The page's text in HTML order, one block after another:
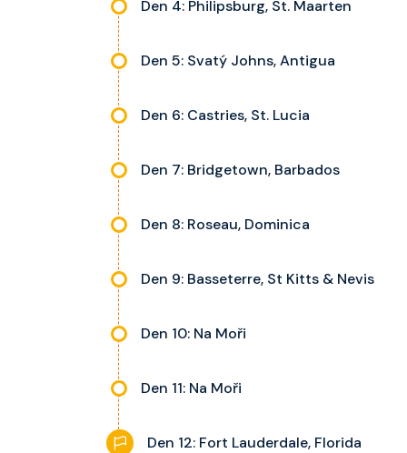
Den 4: Philipsburg, St. Maarten
Den 5: Svatý Johns, Antigua
Den 6: Castries, St. Lucia
Den 7: Bridgetown, Barbados
Den 8: Roseau, Dominica
Den 9: Basseterre, St Kitts & Nevis
Den 10: Na Moři
Den 11: Na Moři
Den 12: Fort Lauderdale, Florida